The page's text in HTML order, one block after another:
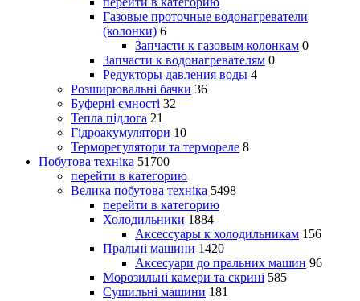
Газовые проточные водонагреватели
(колонки) 6
Запчасти к газовым колонкам 0
Запчасти к водонагревателям 0
Редукторы давления воды 4
Розширювальні бачки 36
Буферні ємності 32
Тепла підлога 21
Гідроакумулятори 10
Терморегулятори та термореле 8
Побутова техніка 51700
перейти в категорию
Велика побутова техніка 5498
перейти в категорию
Холодильники 1884
Аксессуары к холодильникам 156
Пральні машини 1420
Аксесуари до пральних машин 96
Морозильні камери та скрині 585
Сушильні машини 181